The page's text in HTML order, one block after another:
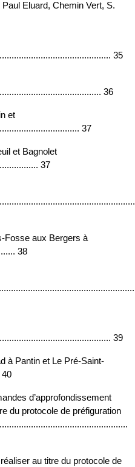
Eluard, Chemin Vert, S.
35
36
et
37
et Bagnolet
37
Fosse aux Bergers à
38
39
à Pantin et Le Pré-Saint-
40
d’approfondissement
du protocole de préfiguration
au titre du protocole de